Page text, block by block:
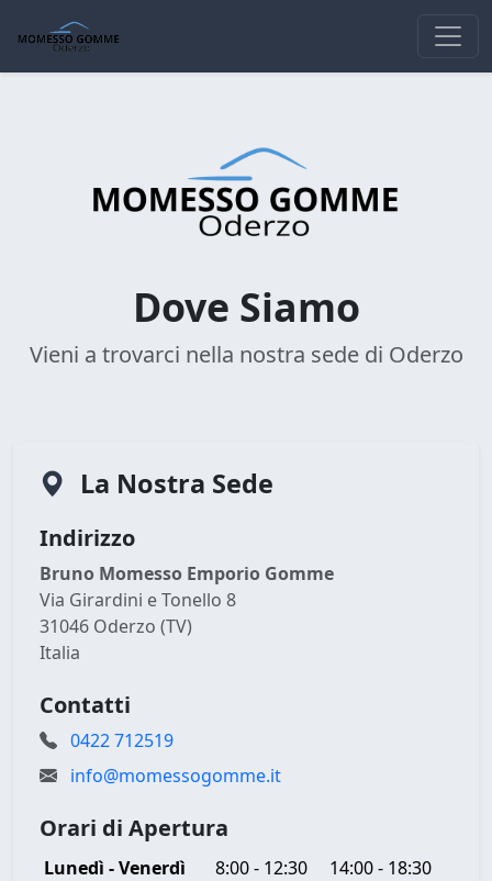
Dove Siamo
Vieni a trovarci nella nostra sede di Oderzo
La Nostra Sede
Indirizzo
Bruno Momesso Emporio Gomme
Via Girardini e Tonello 8
31046 Oderzo (TV)
Italia
Contatti
0422 712519
info@momessogomme.it
Orari di Apertura
Lunedì - Venerdì 8:00 - 12:30
14:00 - 18:30